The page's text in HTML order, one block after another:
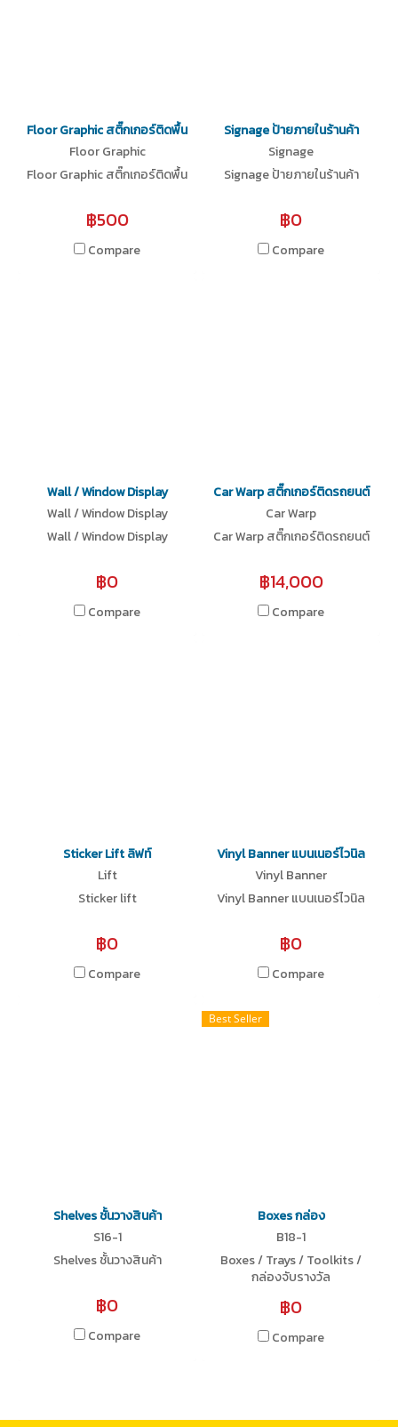
Floor Graphic สติ๊กเกอร์ติดพื้น
Floor Graphic
Floor Graphic สติ๊กเกอร์ติดพื้น
฿500
Compare
Signage ป้ายภายในร้านค้า
Signage
Signage ป้ายภายในร้านค้า
฿0
Compare
Wall / Window Display
Wall / Window Display
Wall / Window Display
฿0
Compare
Car Warp สติ๊กเกอร์ติดรถยนต์
Car Warp
Car Warp สติ๊กเกอร์ติดรถยนต์
฿14,000
Compare
Sticker Lift ลิฟท์
Lift
Sticker lift
฿0
Compare
Vinyl Banner แบนเนอร์ไวนิล
Vinyl Banner
Vinyl Banner แบนเนอร์ไวนิล
฿0
Compare
Shelves ชั้นวางสินค้า
S16-1
Shelves ชั้นวางสินค้า
฿0
Compare
Best Seller
Boxes กล่อง
B18-1
Boxes / Trays / Toolkits /
กล่องจับรางวัล
฿0
Compare